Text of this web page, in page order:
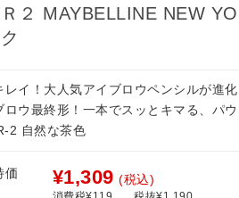
２ MAYBELLINE NEW
レイ！大人気アイブロウペンシルが進化
ロウ最終形！一本でスッとキマる、パ
2 自然な茶色
価 ¥1,309 (税込)